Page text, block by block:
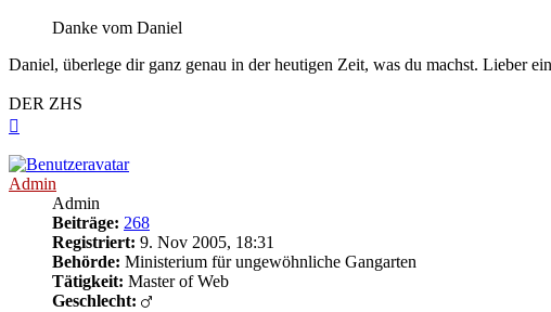
Danke vom Daniel
Daniel, überlege dir ganz genau in der heutigen Zeit, was du machst. Lieber
DER ZHS
Admin
Admin
Beiträge: 268
Registriert: 9. Nov 2005, 18:31
Behörde: Ministerium für ungewöhnliche Gangarten
Tätigkeit: Master of Web
Geschlecht: